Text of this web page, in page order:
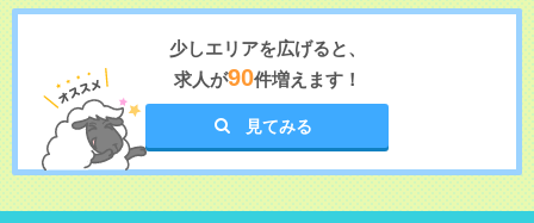
少しエリアを広げると、
求人が90件増えます！
見てみる